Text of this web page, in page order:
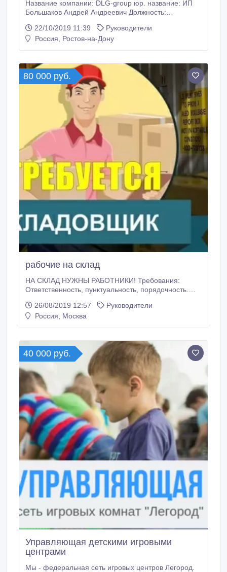
Название компании: DLG-group юр. название: ИП
Большаков Андрей Андреевич Должность:
уже более 7 лет занимается рекламой в интернете.
Мы работаем с Google через платформу Elama.
магазины по продаже товаров и услуг в Европе и
Северной Америке.
22/10/2019 11:39
Руководители
Россия, Ростов-на-Дону
80 000 руб.
рабочие на склад
НА СКЛАД НУЖНЫ РАБОТНИКИ! Требования:
Ответственность, пунктуальность, порядочность.
работ, размещение товара на складе Комплектация,
фасовка. Условия: официальное оформление,
26/08/2019 12:57
Руководители
Россия, Москва
40 000 руб.
Управляющая детскими игровыми
центрами
Мы - федеральная сеть игровых центров Легород.